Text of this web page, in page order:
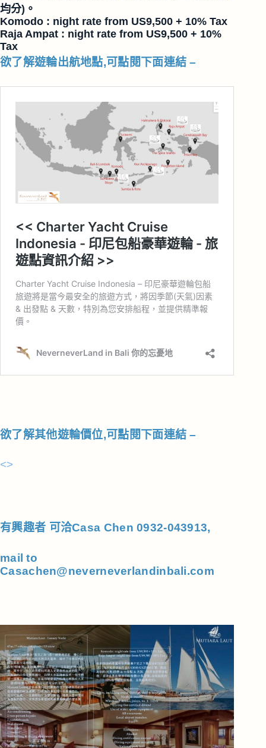
均分)。
Komodo : night rate from US9,500 + 10% Tax
Raja Ampat : night rate from US9,500 + 10%
Tax
欲了解遊輪出航地點,可點閱下面連結 –
欲了解其他遊輪價位,可點閱下面連結 –
<>
有興趣者 可洽Casa Chen 0932-043913,
mail to
Casachen@neverneverlandinbali.com